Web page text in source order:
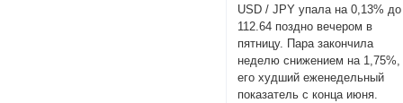
USD / JPY упала на 0,13% до
112.64 поздно вечером в
пятницу. Пара закончила
неделю снижением на 1,75%,
его худший еженедельный
показатель с конца июня.